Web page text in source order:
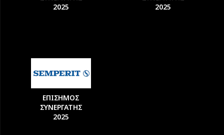
2025
2025
ΕΠΙΣΗΜΟΣ
ΣΥΝΕΡΓΑΤΗΣ
2025